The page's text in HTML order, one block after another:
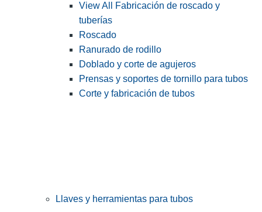
View All Fabricación de roscado y
tuberías
Roscado
Ranurado de rodillo
Doblado y corte de agujeros
Prensas y soportes de tornillo para tubos
Corte y fabricación de tubos
Llaves y herramientas para tubos